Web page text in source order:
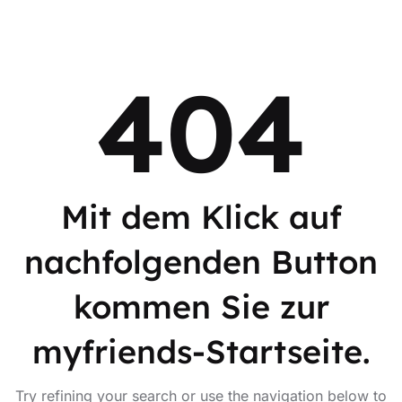
404
Mit dem Klick auf
nachfolgenden Button
kommen Sie zur
myfriends-Startseite.
Try refining your search or use the navigation below to